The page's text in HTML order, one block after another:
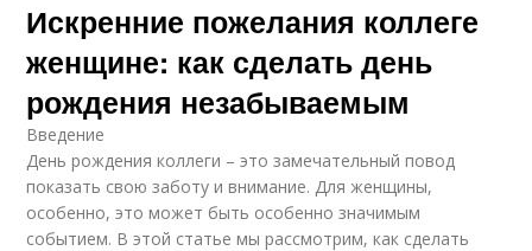
Искренние пожелания коллеге
женщине: как сделать день
рождения незабываемым
Введение
День рождения коллеги – это замечательный повод
показать свою заботу и внимание. Для женщины,
особенно, это может быть особенно значимым
событием. В этой статье мы рассмотрим, как сделать